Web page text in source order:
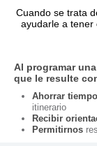
Cuando se trata
ayudarle a tener
Al programar
que le resulte
Ahorrar tiempo
itinerario
Recibir
Permitirnos